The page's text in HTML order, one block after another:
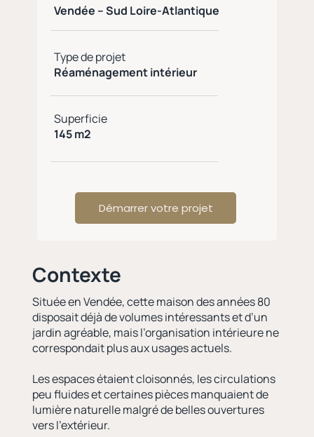
Contexte
Située en Vendée, cette maison des années 80
disposait déjà de volumes intéressants et d’un
jardin agréable, mais l’organisation intérieure ne
correspondait plus aux usages actuels.
Les espaces étaient cloisonnés, les circulations
peu fluides et certaines pièces manquaient de
lumière naturelle malgré de belles ouvertures
vers l’extérieur.
Vendée – Sud Loire-Atlantique
Type de projet
Réaménagement intérieur
Superficie
145 m2
Démarrer votre projet